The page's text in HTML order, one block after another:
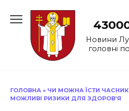
до
Новини
головні
ГОЛОВНА » ЧИ МОЖНА ЇСТИ ЧАСНИК
МОЖЛИВІ РИЗИКИ ДЛЯ ЗДОРОВ’Я